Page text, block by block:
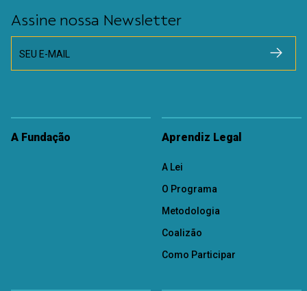
Assine nossa Newsletter
SEU E-MAIL
A Fundação Aprendiz Legal
A Lei
O Programa
Metodologia
Coalizão
Como Participar